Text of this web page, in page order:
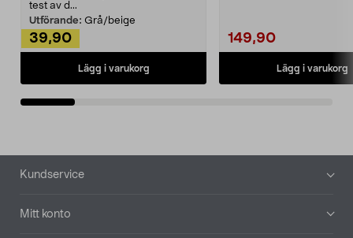
test av d...
Utförande: Grå/beige
39,90
Lägg i varukorg
149,90
Lägg i varukorg
Sidfot
Kundservice
Mitt konto